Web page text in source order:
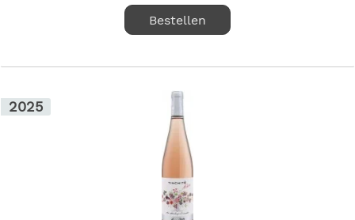
Bestellen
2025